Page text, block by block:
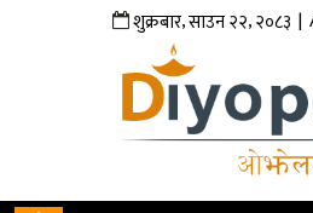
शुक्रबार,साउन२२,२०८३ |